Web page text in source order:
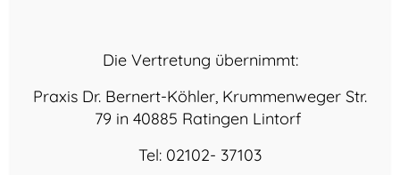
Die Vertretung übernimmt:
Praxis Dr. Bernert-Köhler, Krummenweger Str.
79 in 40885 Ratingen Lintorf
Tel: 02102- 37103